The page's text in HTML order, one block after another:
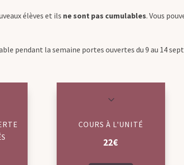
élèves et ils ne sont pas cumulables. Vous
pendant la semaine portes ouvertes du 9 au 14
3
COURS À L'UNITÉ
22€